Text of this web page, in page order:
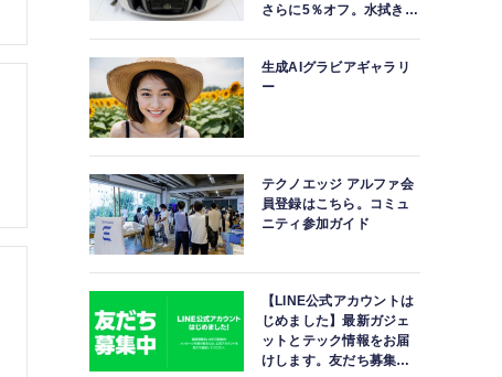
さらに5％オフ。水拭きモ
生成AIグラビアギャラリ
ー
テクノエッジ アルファ会
員登録はこちら。コミュ
ニティ参加ガイド
【LINE公式アカウントは
じめました】最新ガジェ
ットとテック情報をお届
けします。友だち募集